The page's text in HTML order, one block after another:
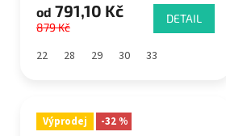
od 791,10 Kč
879 Kč
DETAIL
22 28 29 30 33
Výprodej -32 %